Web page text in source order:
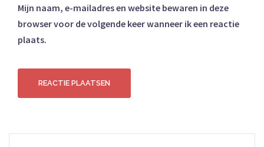
Mijn naam, e-mailadres en website bewaren in deze
browser voor de volgende keer wanneer ik een reactie
plaats.